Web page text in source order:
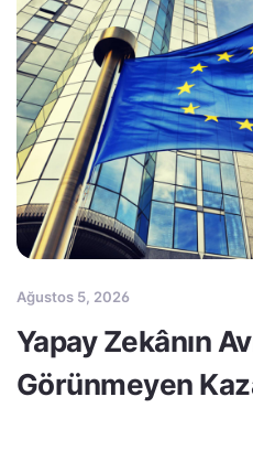
Ağustos 5, 2026
Yapay Zekânın
Görünmeyen